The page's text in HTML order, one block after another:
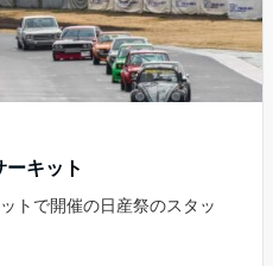
キット
トで開催の日産祭のスタッ